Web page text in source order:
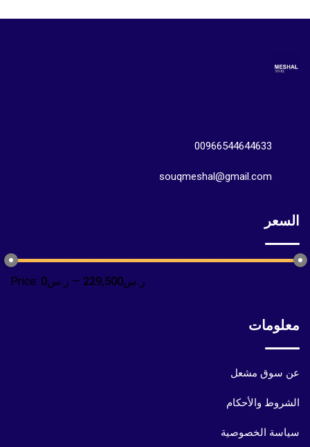
00966544644633
souqmeshal@gmail.com
السعر
Price: ر.س0 — ر.س229,500
معلومات
عن سوق مشعل
الشروط والأحكام
سياسة الخصوصية